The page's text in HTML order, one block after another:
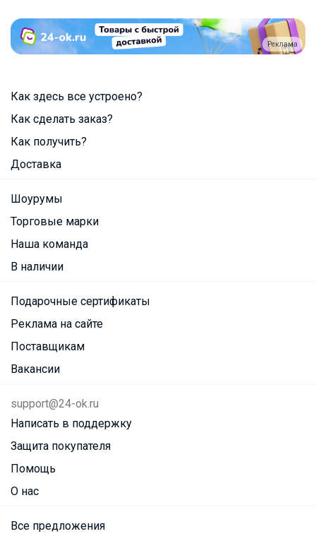
Реклама
Как здесь все устроено?
Как сделать заказ?
Как получить?
Доставка
Шоурумы
Торговые марки
Наша команда
В наличии
Подарочные сертификаты
Реклама на сайте
Поставщикам
Вакансии
support@24-ok.ru
Написать в поддержку
Защита покупателя
Помощь
О нас
Все предложения